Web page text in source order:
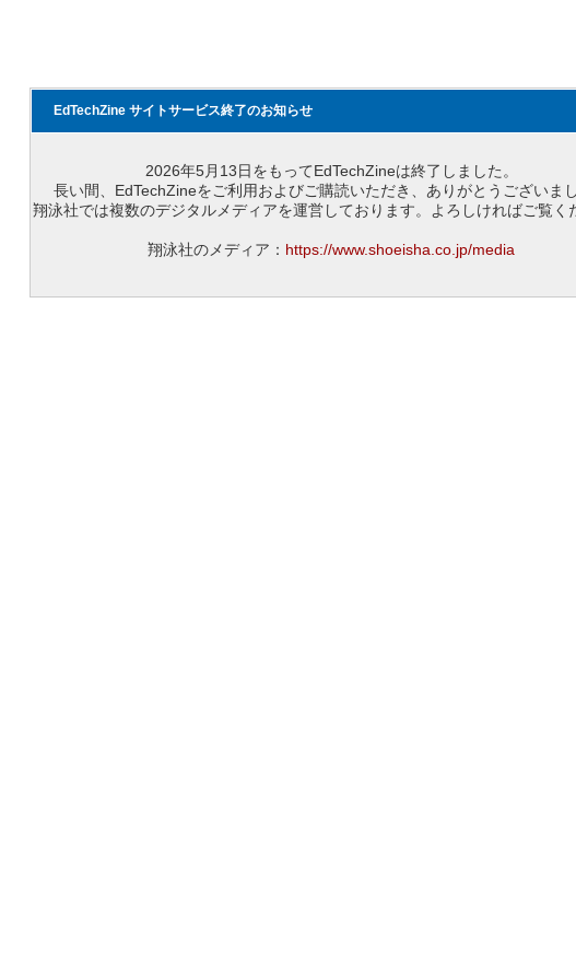
EdTechZine サイトサービス終了のお知らせ
2026年5月13日をもってEdTechZineは終了しました。
長い間、EdTechZineをご利用およびご購読いただき、ありがとうございまし
翔泳社では複数のデジタルメディアを運営しております。よろしければご覧く
翔泳社のメディア： https://www.shoeisha.co.jp/media